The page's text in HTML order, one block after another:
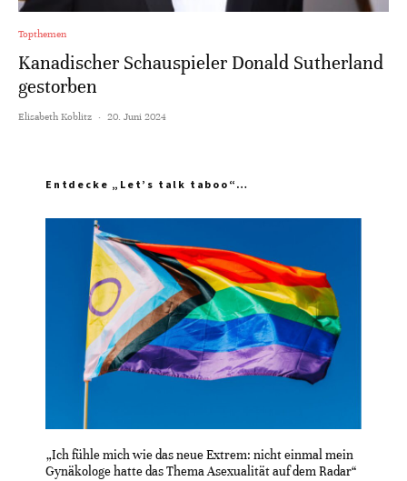
Topthemen
Kanadischer Schauspieler Donald Sutherland
gestorben
Elisabeth Koblitz · 20. Juni 2024
Entdecke „Let’s talk taboo“…
„Ich fühle mich wie das neue Extrem: nicht einmal mein
Gynäkologe hatte das Thema Asexualität auf dem Radar“